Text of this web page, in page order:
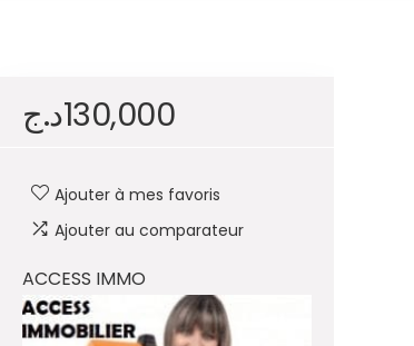
130,000د.ج
Ajouter à mes favoris
Ajouter au comparateur
ACCESS IMMO